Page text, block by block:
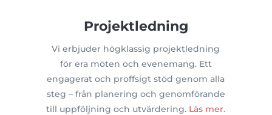
Projektledning
Vi erbjuder högklassig projektledning
för era möten och evenemang. Ett
engagerat och proffsigt stöd genom alla
steg – från planering och genomförande
till uppföljning och utvärdering. Läs mer.